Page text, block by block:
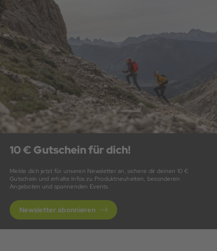
10 € Gutschein für dich!
Melde dich jetzt für unseren Newsletter an, sichere dir deinen 10 €
Gutschein und erhalte Infos zu Produktneuheiten, besonderen
Angeboten und spannenden Events.
Newsletter abonnieren